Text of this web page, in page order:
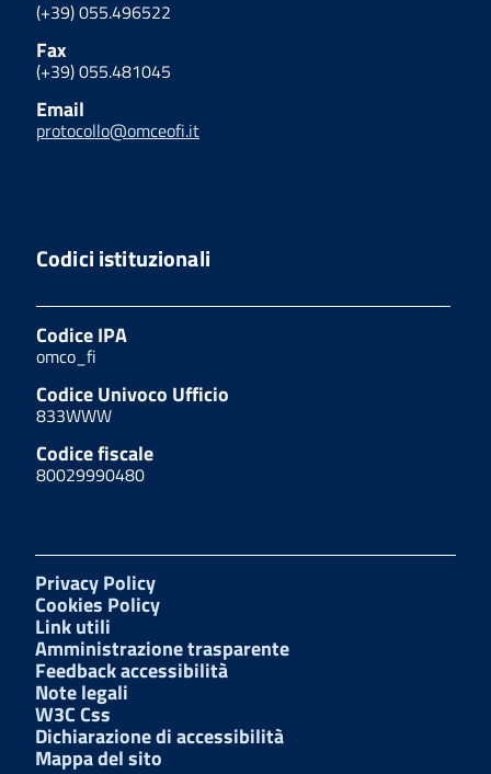
(+39) 055.496522
Fax
(+39) 055.481045
Email
protocollo@omceofi.it
Codici istituzionali
Codice IPA
omco_fi
Codice Univoco Ufficio
833WWW
Codice fiscale
80029990480
Privacy Policy
Cookies Policy
Link utili
Amministrazione trasparente
Feedback accessibilità
Note legali
W3C Css
Dichiarazione di accessibilità
Mappa del sito